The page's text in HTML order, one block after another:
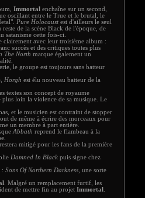
Immortal enchaîne sur un second,
oscillant entre le True et le brutal, le
Pure Holocaust est d'ailleurs le seul
de la scène Black de l'époque, de
satanisme cette fois-ci.
clairement avec leur troisième album :
succès et des critiques toutes plus
The North marque également un
le groupe est toujours sans batteur
Horgh est élu nouveau batteur de la
textes son concept de royaume
plus loin la violence de sa musique. Le
et le musicien est contraint de stopper
de même à écrire des morceaux pour
un membre à part entière.
Abbath reprend le flambeau à la
mitigé pour les fans de la première
Damned In Black puis signe chez
: Sons Of Northern Darkness , une sorte
. Malgré un remplacement furtif, les
de mettre fin au projet Immortal